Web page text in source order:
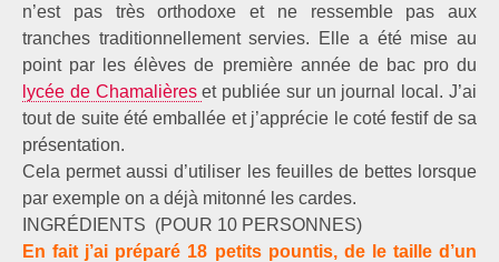
n’est pas très orthodoxe et ne ressemble pas aux
tranches traditionnellement servies. Elle a été mise au
point par les élèves de première année de bac pro du
lycée de Chamalièreset publiée sur un journal local. J’ai
tout de suite été emballée et j’apprécie le coté festif de sa
présentation.
Cela permet aussi d’utiliser les feuilles de bettes lorsque
par exemple on a déjà mitonné les cardes.
INGRÉDIENTS (POUR 10 PERSONNES)
En fait j’ai préparé 18 petits pountis, de le taille d’un